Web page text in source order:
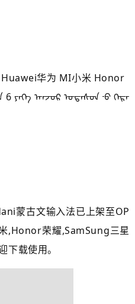
Huawei华为 MI小米 Honor
ᠶᠡᠬᠡ ᠠᠨ᠋ᠵᠣᠷ ᠤᠲᠠᠰᠤᠨ ᠊ᠤ ᠬᠡᠷᠡ
蒙古文输入法已上架至OP
,Honor荣耀,SamSung三星
下载使用。